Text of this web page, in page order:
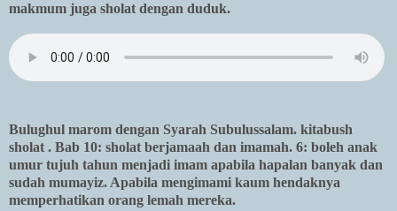
makmum juga sholat dengan duduk.
Bulughul marom dengan Syarah Subulussalam. kitabush
sholat . Bab 10: sholat berjamaah dan imamah. 6: boleh anak
umur tujuh tahun menjadi imam apabila hapalan banyak dan
sudah mumayiz. Apabila mengimami kaum hendaknya
memperhatikan orang lemah mereka.